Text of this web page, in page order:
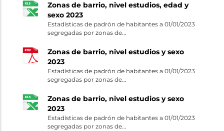
Zonas de barrio, nivel estudios, edad y
sexo 2023
Estadísticas de padrón de habitantes a 01/01/2023
segregadas por zonas de...
Zonas de barrio, nivel estudios y sexo
2023
Estadísticas de padrón de habitantes a 01/01/2023
segregadas por zonas de...
Zonas de barrio, nivel estudios y sexo
2023
Estadísticas de padrón de habitantes a 01/01/2023
segregadas por zonas de...